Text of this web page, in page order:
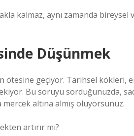
kalmaz, aynı zamanda bireysel
Düşünmek
ötesine geçiyor. Tarihsel kökleri,
Bu soruyu sorduğunuzda,
altına almış oluyorsunuz.
artırır mı?